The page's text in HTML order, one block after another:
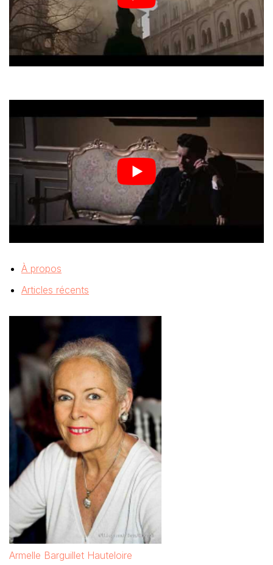
À propos
Articles récents
Armelle Barguillet Hauteloire